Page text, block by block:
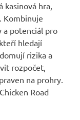
kasinová hra,
Kombinuje
a potenciál pro
hledají
rizika a
rozpočet,
na prohry.
Road